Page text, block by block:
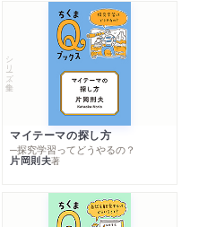
シリーズ・全集
マイテーマの探し方
─探究学習ってどうやるの？
片岡則夫著